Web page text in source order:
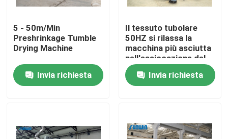
Macchina di Stenter dell'aria calda
Macchina di Stenter del tessuto
Asciugatrice del tessuto
Rifinitrice del tessuto
5 - 50m/Min
Preshrinkage Tumble
Drying Machine
Invia richiesta
Il tessuto tubolare
50HZ si rilassa la
macchina più asciutta
nell'essiccazione del
tessuto che finisce
2500mmInvia richiesta